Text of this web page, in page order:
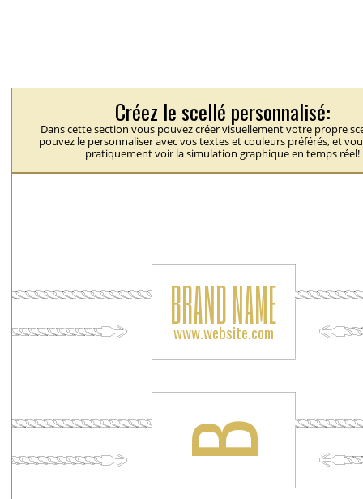
Créez le scellé personnalisé:
Dans cette section vous pouvez créer visuellement votre propre
pouvez le personnaliser avec vos textes et couleurs préférés, et
pratiquement voir la simulation graphique en temps réel!